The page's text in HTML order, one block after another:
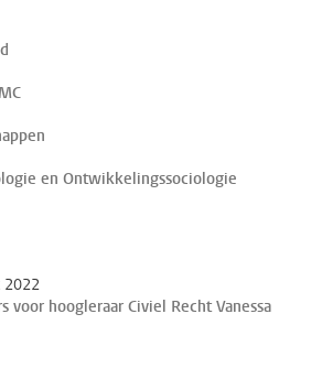
en Ontwikkelingssociologie
2022
voor hoogleraar Civiel Recht Vanessa